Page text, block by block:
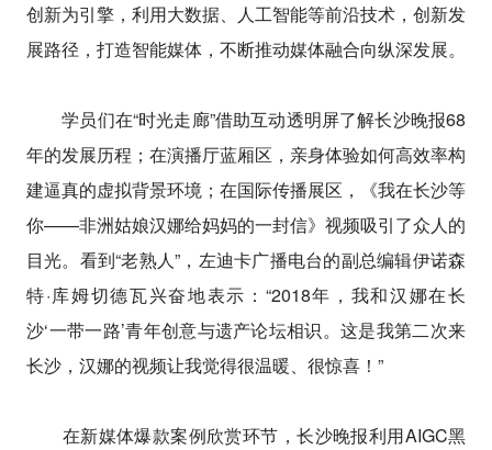
创新为引擎，利用大数据、人工智能等前沿技术，创新发
展路径，打造智能媒体，不断推动媒体融合向纵深发展。
学员们在“时光走廊”借助互动透明屏了解长沙晚报68
年的发展历程；在演播厅蓝厢区，亲身体验如何高效率构
建逼真的虚拟背景环境；在国际传播展区，《我在长沙等
你——非洲姑娘汉娜给妈妈的一封信》视频吸引了众人的
目光。看到“老熟人”，左迪卡广播电台的副总编辑伊诺森
特·库姆切德瓦兴奋地表示：“2018年，我和汉娜在长
沙‘一带一路’青年创意与遗产论坛相识。这是我第二次来
长沙，汉娜的视频让我觉得很温暖、很惊喜！”
在新媒体爆款案例欣赏环节，长沙晚报利用AIGC黑